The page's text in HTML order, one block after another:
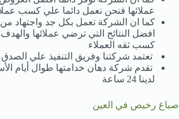
عملائها فنحن نعمل دائما علي كسب
كما ان الشركة تعمل بكل جد واجتهاد
افضل النتائج التي ترضي عملائها
كسب ثقه العملاء
تعتمد شركتنا وفريق التنفيذ علي
تقدم شركة دهان خدامتها طوال أيام
لدينا 24 ساعة
صباغ رخيص في العين